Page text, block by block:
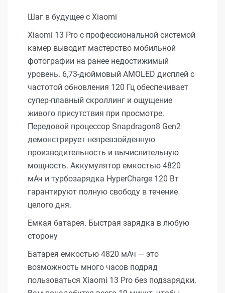
Шаг в будущее с Xiaomi
Xiaomi 13 Pro с профессиональной системой
камер выводит мастерство мобильной
фотографии на ранее недостижимый
уровень. 6,73-дюймовый AMOLED дисплей с
частотой обновления 120 Гц обеспечивает
супер-плавный скроллинг и ощущение
живого присутствия при просмотре.
Передовой процессор Snapdragon8 Gen2
демонстрирует непревзойденную
производительность и вычислительную
мощность. Аккумулятор емкостью 4820
мАч и турбозарядка HyperCharge 120 Вт
гарантируют полную свободу в течение
целого дня.
Емкая батарея. Быстрая зарядка в любую
сторону
Батарея емкостью 4820 мАч — это
возможность много часов подряд
пользоваться Xiaomi 13 Pro без подзарядки.